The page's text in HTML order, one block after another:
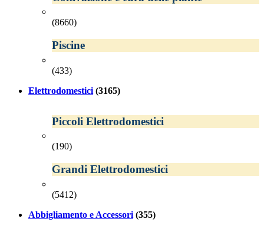
(8660)
Piscine
(433)
Elettrodomestici (3165)
Piccoli Elettrodomestici
(190)
Grandi Elettrodomestici
(5412)
Abbigliamento e Accessori (355)